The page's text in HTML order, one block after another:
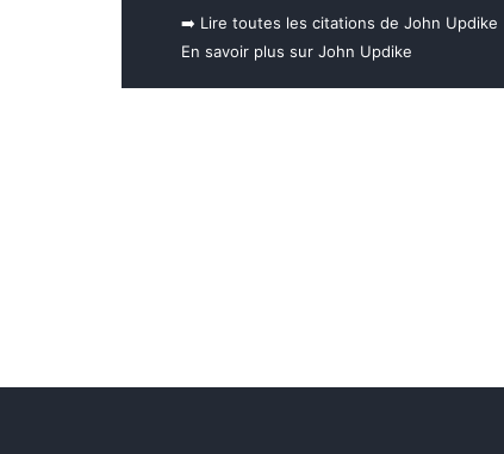
➡️ Lire toutes les citations de John Updike
En savoir plus sur John Updike